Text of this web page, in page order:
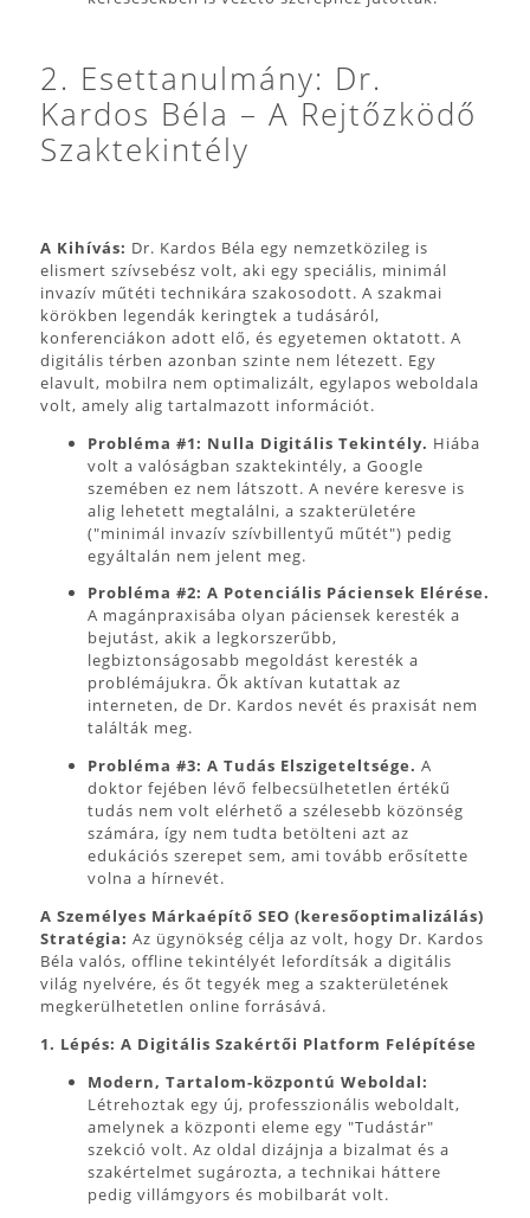
2. Esettanulmány: Dr.
Kardos Béla – A Rejtőzködő
Szaktekintély
A Kihívás: Dr. Kardos Béla egy nemzetközileg is
elismert szívsebész volt, aki egy speciális, minimál
invazív műtéti technikára szakosodott. A szakmai
körökben legendák keringtek a tudásáról,
konferenciákon adott elő, és egyetemen oktatott. A
digitális térben azonban szinte nem létezett. Egy
elavult, mobilra nem optimalizált, egylapos weboldala
volt, amely alig tartalmazott információt.
Probléma #1: Nulla Digitális Tekintély. Hiába
volt a valóságban szaktekintély, a Google
szemében ez nem látszott. A nevére keresve is
alig lehetett megtalálni, a szakterületére
("minimál invazív szívbillentyű műtét") pedig
egyáltalán nem jelent meg.
Probléma #2: A Potenciális Páciensek Elérése.
A magánpraxisába olyan páciensek keresték a
bejutást, akik a legkorszerűbb,
legbiztonságosabb megoldást keresték a
problémájukra. Ők aktívan kutattak az
interneten, de Dr. Kardos nevét és praxisát nem
találták meg.
Probléma #3: A Tudás Elszigeteltsége. A
doktor fejében lévő felbecsülhetetlen értékű
tudás nem volt elérhető a szélesebb közönség
számára, így nem tudta betölteni azt az
edukációs szerepet sem, ami tovább erősítette
volna a hírnevét.
A Személyes Márkaépítő SEO (keresőoptimalizálás)
Stratégia: Az ügynökség célja az volt, hogy Dr. Kardos
Béla valós, offline tekintélyét lefordítsák a digitális
világ nyelvére, és őt tegyék meg a szakterületének
megkerülhetetlen online forrásává.
1. Lépés: A Digitális Szakértői Platform Felépítése
Modern, Tartalom-központú Weboldal:
Létrehoztak egy új, professzionális weboldalt,
amelynek a központi eleme egy "Tudástár"
szekció volt. Az oldal dizájnja a bizalmat és a
szakértelmet sugározta, a technikai háttere
pedig villámgyors és mobilbarát volt.